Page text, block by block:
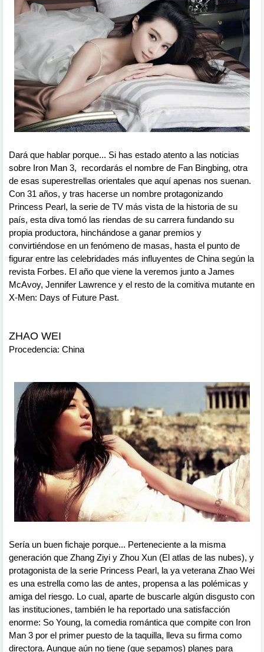
Dará que hablar porque... Si has estado atento a las noticias
sobre Iron Man 3, recordarás el nombre de Fan Bingbing, otra
de esas superestrellas orientales que aquí apenas nos suenan.
Con 31 años, y tras hacerse un nombre protagonizando
Princess Pearl, la serie de TV más vista de la historia de su
país, esta diva tomó las riendas de su carrera fundando su
propia productora, hinchándose a ganar premios y
convirtiéndose en un fenómeno de masas, hasta el punto de
figurar entre las celebridades más influyentes de China según la
revista Forbes. El año que viene la veremos junto a James
McAvoy, Jennifer Lawrence y el resto de la comitiva mutante en
X-Men: Days of Future Past.
ZHAO WEI
Procedencia: China
Sería un buen fichaje porque... Perteneciente a la misma
generación que Zhang Ziyi y Zhou Xun (El atlas de las nubes), y
protagonista de la serie Princess Pearl, la ya veterana Zhao Wei
es una estrella como las de antes, propensa a las polémicas y
amiga del riesgo. Lo cual, aparte de buscarle algún disgusto con
las instituciones, también le ha reportado una satisfacción
enorme: So Young, la comedia romántica que compite con Iron
Man 3 por el primer puesto de la taquilla, lleva su firma como
directora. Aunque aún no tiene (que sepamos) planes para